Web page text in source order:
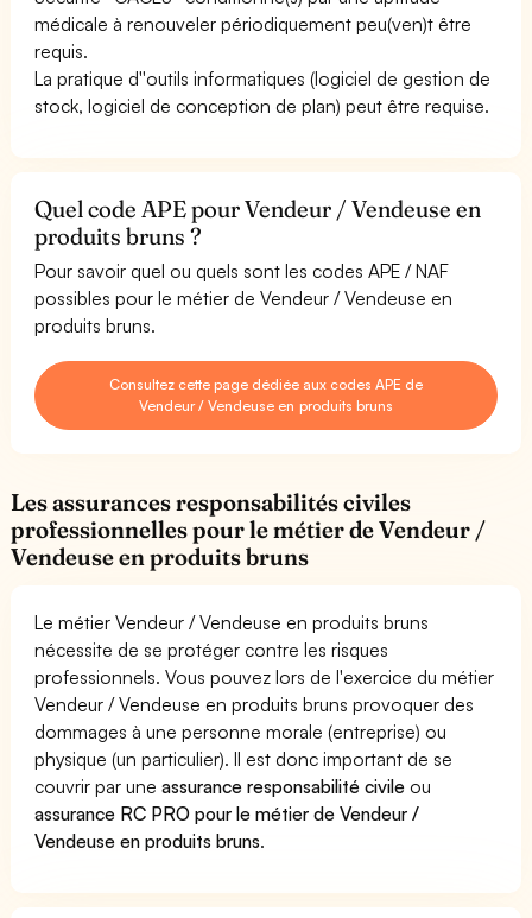
médicale à renouveler périodiquement peu(ven)t être
requis.
La pratique d''outils informatiques (logiciel de gestion de
stock, logiciel de conception de plan) peut être requise.
Quel code APE pour Vendeur / Vendeuse en
produits bruns ?
Pour savoir quel ou quels sont les codes APE / NAF
possibles pour le métier de Vendeur / Vendeuse en
produits bruns.
Consultez cette page dédiée aux codes APE de
Vendeur / Vendeuse en produits bruns
Les assurances responsabilités civiles
professionnelles pour le métier de Vendeur /
Vendeuse en produits bruns
Le métier Vendeur / Vendeuse en produits bruns
nécessite de se protéger contre les risques
professionnels. Vous pouvez lors de l'exercice du métier
Vendeur / Vendeuse en produits bruns provoquer des
dommages à une personne morale (entreprise) ou
physique (un particulier). Il est donc important de se
couvrir par uneassurance responsabilité civile ou
assurance RC PRO pour le métier de Vendeur /
Vendeuse en produits bruns.